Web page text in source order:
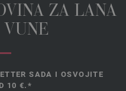
ZA LANA
VUNE
SADA I OSVOJITE
10 €.*